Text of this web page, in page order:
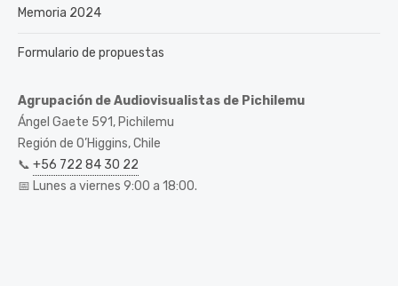
Memoria 2024
Formulario de propuestas
Agrupación de Audiovisualistas de Pichilemu
Ángel Gaete 591, Pichilemu
Región de O’Higgins, Chile
📞 +56 722 84 30 22
📅 Lunes a viernes 9:00 a 18:00.